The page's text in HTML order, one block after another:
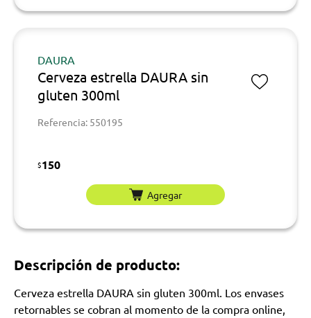
DAURA
Cerveza estrella DAURA sin
gluten 300ml
Referencia: 550195
$150
Agregar
Descripción de producto:
Cerveza estrella DAURA sin gluten 300ml. Los envases
retornables se cobran al momento de la compra online,